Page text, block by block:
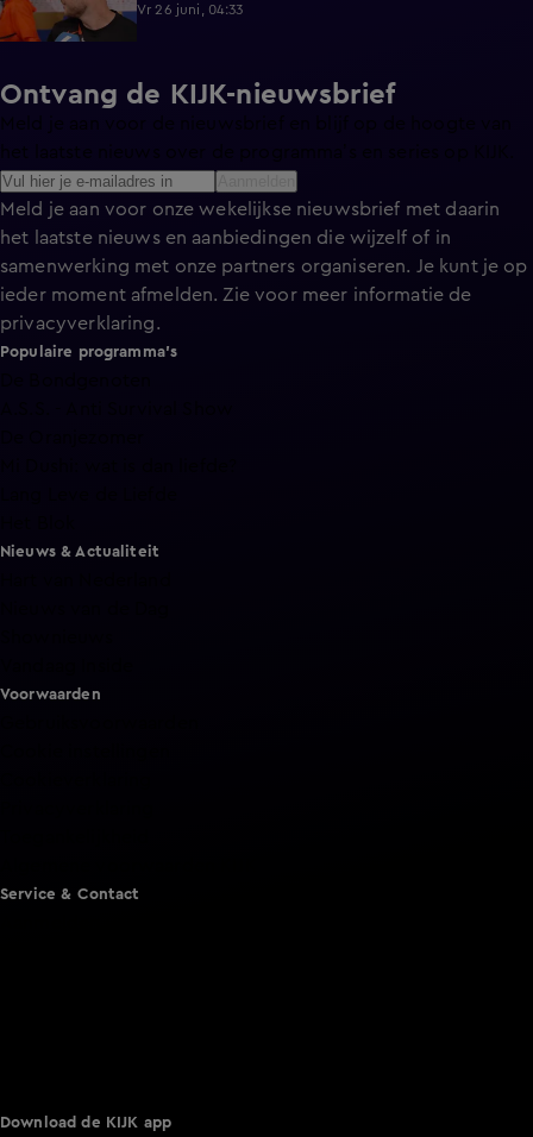
lekker!'
Vr 26 juni, 04:33
Ontvang de KIJK-nieuwsbrief
Meld je aan voor onze wekelijkse nieuwsbrief met daarin
het laatste nieuws en aanbiedingen die wijzelf of in
samenwerking met onze partners organiseren. Je kunt je op
ieder moment afmelden. Zie voor meer informatie de
privacyverklaring.
Populaire programma's
Nieuws & Actualiteit
Voorwaarden
Service & Contact
Download de KIJK app